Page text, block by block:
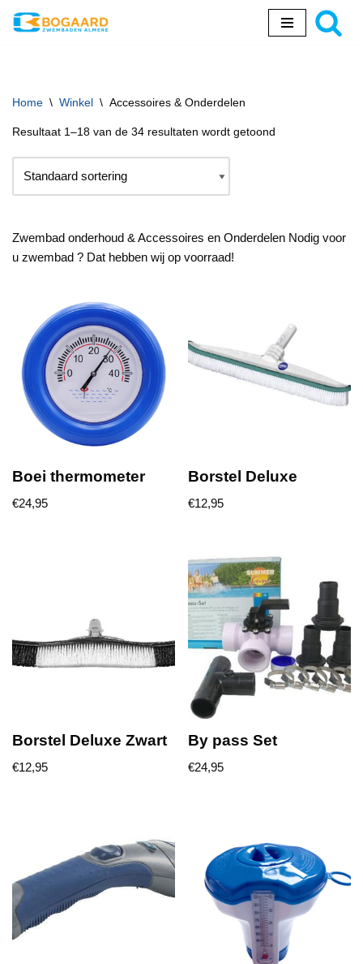
inhoud
Home \ Winkel \ Accessoires & Onderdelen
Resultaat 1–18 van de 34 resultaten wordt getoond
Zwembad onderhoud & Accessoires en Onderdelen Nodig voor
u zwembad ? Dat hebben wij op voorraad!
Boei thermometer
€24,95
Borstel Deluxe
€12,95
Borstel Deluxe Zwart
€12,95
By pass Set
€24,95